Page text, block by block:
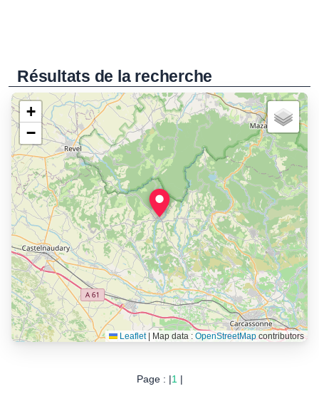
Résultats de la recherche
+
−
Leaflet Map data : OpenStreetMapcontributors
Page : |1|